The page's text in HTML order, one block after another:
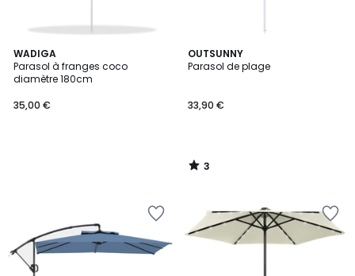
WADIGA
Parasol à franges coco
diamètre 180cm
35,00 €
OUTSUNNY
Parasol de plage
33,90 €
3
/
3
/